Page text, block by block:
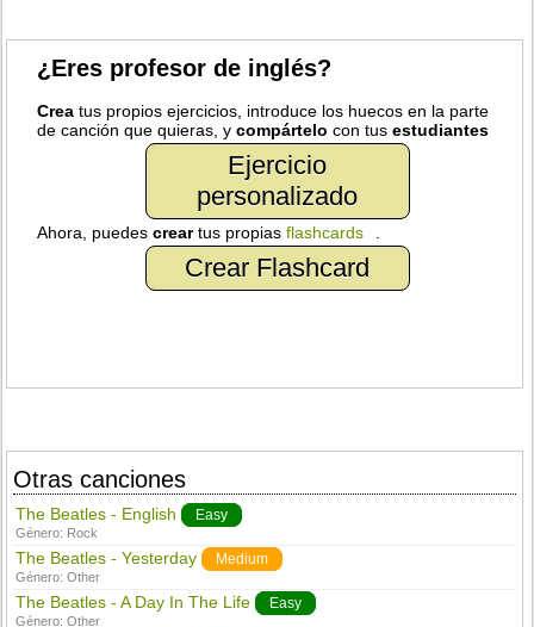
¿Eres profesor de inglés?
Crea tus propios ejercicios, introduce los huecos en la parte
de canción que quieras, ycompártelo con tusestudiantes
Ejercicio
personalizado
Ahora, puedescreartus propiasflashcards
Crear Flashcard
Otras canciones
The Beatles - English Easy
Género: Rock
The Beatles - Yesterday Medium
Género:Other
The Beatles - A Day In The Life Easy
Género:Other